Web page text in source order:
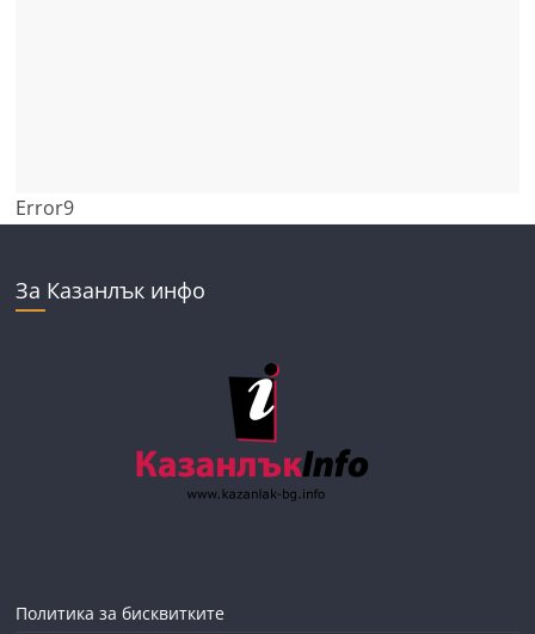
Error9
За Казанлък инфо
Политика за бисквитките